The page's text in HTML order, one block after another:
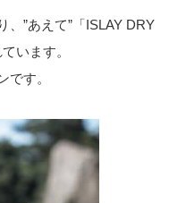
、”あえて”「ISLAY DRY
います。
です。